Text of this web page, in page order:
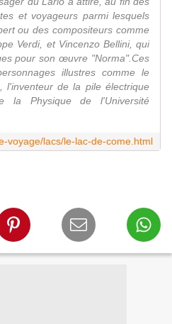
et voyageurs parmi lesquels
ou des compositeurs comme
Verdi, et Vincenzo Bellini, qui
pour son œuvre "Norma".Ces
illustres comme le
l'inventeur de la pile électrique
la Physique de l'Université
voyage/lacs/le-lac-de-come.html